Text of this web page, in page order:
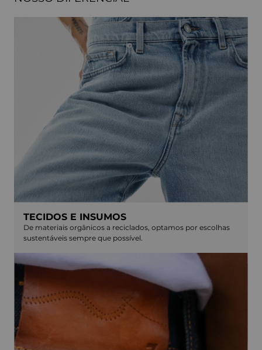
TECIDOS E INSUMOS
De materiais orgânicos a reciclados, optamos por escolhas
sustentáveis sempre que possível.